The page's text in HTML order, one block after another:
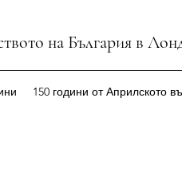
на България в
150 години от Априлското